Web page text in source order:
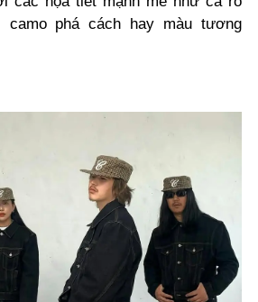
camo phá cách hay màu tương